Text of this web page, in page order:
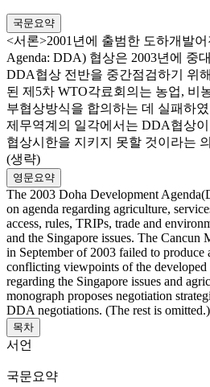
국문요약
<서론>2001년에 출범한 도하개발어
Agenda: DDA) 협상은 2003년에 중
DDA협상 전반을 중간점검하기 위
된 제5차 WTO각료회의는 농업, 비
부협상방식을 합의하는 데 실패하
제무역계의 일각에서는 DDA협상이
협상시한을 지키지 못할 것이라는
(생략)
영문요약
The 2003 Doha Development
on agenda regarding agriculture,
access, rules, TRIPs, trade and
and the Singapore issues. The Cancun
in September of 2003 failed to produce
conflicting viewpoints of the developed
regarding the Singapore issues and
monograph proposes negotiation
DDA negotiations. (The rest is omitted.)
목차
서언
국문요약